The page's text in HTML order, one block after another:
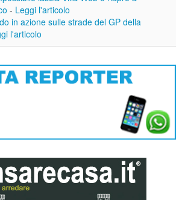
- Leggi l'articolo
in azione sulle strade del GP della
l'articolo